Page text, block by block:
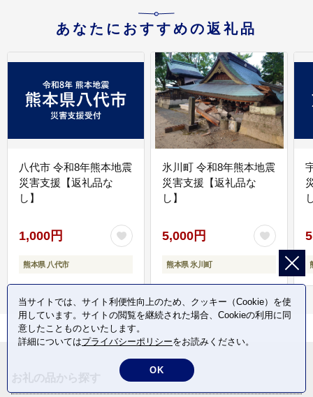
あなたにおすすめの返礼品
八代市 令和8年熊本地震
災害支援【返礼品な
し】
1,000円
熊本県 八代市
氷川町 令和8年熊本地震
災害支援【返礼品な
し】
5,000円
熊本県 氷川町
当サイトでは、サイト利便性向上のため、クッキー（Cookie）を使
用しています。サイトの閲覧を継続された場合、Cookieの利用に同
意したことものといたします。
詳細についてはプライバシーポリシーをお読みください。
OK